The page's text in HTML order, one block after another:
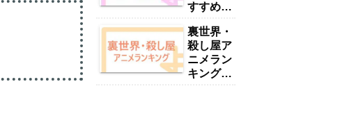
すすめ
【2025
年最新】
裏世界・
殺し屋ア
ニメラン
キングお